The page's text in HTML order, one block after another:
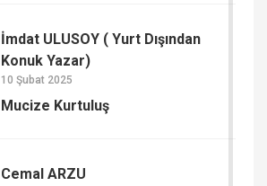
İmdat ULUSOY ( Yurt Dışından
Konuk Yazar)
10 Şubat 2025
Mucize Kurtuluş
Cemal ARZU